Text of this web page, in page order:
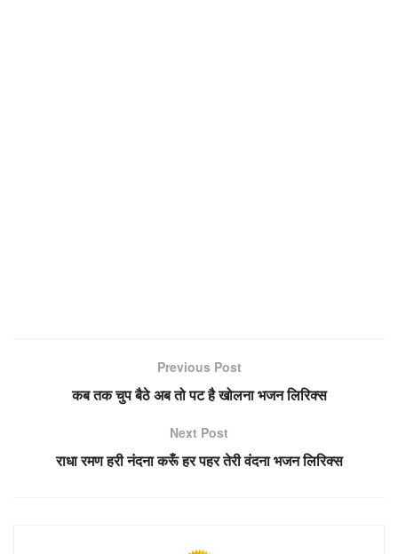
Previous Post
कब तक चुप बैठे अब तो पट है खोलना भजन लिरिक्स
Next Post
राधा रमण हरी नंदना करूँ हर पहर तेरी वंदना भजन लिरिक्स